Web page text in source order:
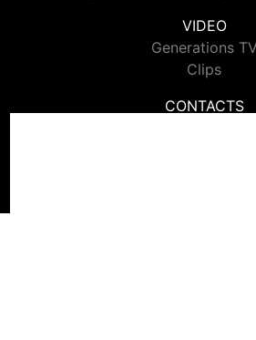
VIDEO
Generations TV
Clips
CONTACTS